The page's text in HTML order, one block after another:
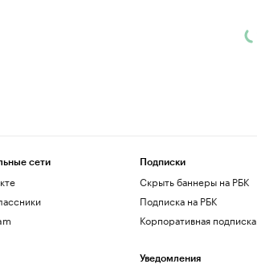
сети Подписки
Скрыть баннеры на РБК
Подписка на РБК
Корпоративная подписка
Уведомления